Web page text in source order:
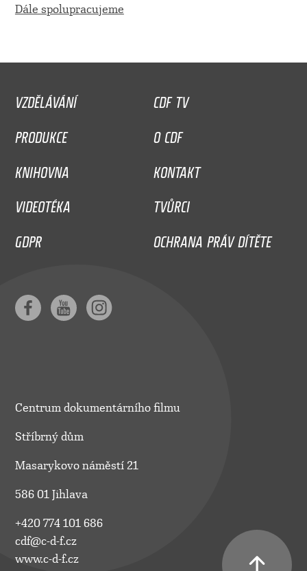
Dále spolupracujeme
VZDĚLÁVÁNÍ
CDF TV
PRODUKCE
O CDF
KNIHOVNA
KONTAKT
VIDEOTÉKA
TVŮRCI
GDPR
OCHRANA PRÁV DÍTĚTE
Centrum dokumentárního filmu
Stříbrný dům
Masarykovo náměstí 21
586 01 Jihlava
+420 774 101 686
cdf@c-d-f.cz
www.c-d-f.cz